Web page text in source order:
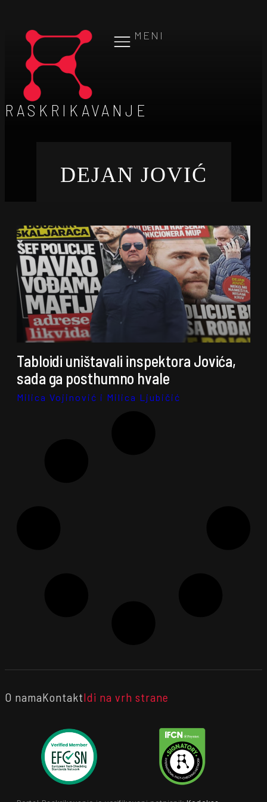
MENI
RASKRIKAVANJE
DEJAN JOVIĆ
Tabloidi uništavali inspektora Jovića,
sada ga posthumno hvale
Milica Vojinović i Milica Ljubičić
O namaKontaktIdi na vrh strane